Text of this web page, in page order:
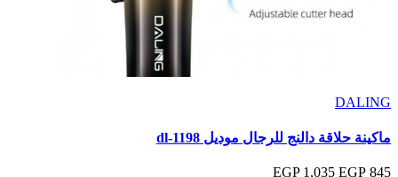
DALING
ماكينة حلاقة دالنج للرجال موديل dl-1198
845 EGP
1,035 EGP